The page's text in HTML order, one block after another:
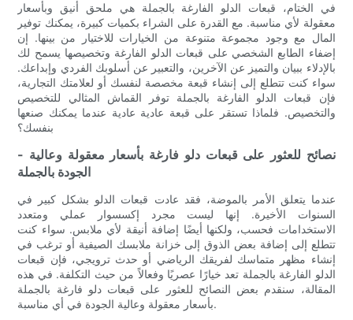
في الختام، قبعات الدلو الفارغة بالجملة هي ملحق أنيق وبأسعار
معقولة لأي مناسبة. مع القدرة على الشراء بكميات كبيرة، يمكنك توفير
المال مع وجود مجموعة متنوعة من الخيارات للاختيار من بينها. إن
إضفاء الطابع الشخصي على قبعات الدلو الفارغة وتخصيصها يسمح لك
بالإدلاء ببيان والتميز عن الآخرين، والتعبير عن أسلوبك الفردي وإبداعك.
سواء كنت تتطلع إلى إنشاء قبعة مخصصة لنفسك أو لعلامتك التجارية،
فإن قبعات الدلو الفارغة بالجملة توفر القماش المثالي للتخصيص
والتخصيص. فلماذا تستقر على قبعة عادية عادية عندما يمكنك صنعها
بنفسك؟
- نصائح للعثور على قبعات دلو فارغة بأسعار معقولة وعالية
الجودة بالجملة
عندما يتعلق الأمر بالموضة، فقد عادت قبعات الدلو بشكل كبير في
السنوات الأخيرة. إنها ليست مجرد إكسسوار عملي ومتعدد
الاستخدامات فحسب، ولكنها أيضًا إضافة أنيقة لأي ملابس. سواء كنت
تتطلع إلى إضافة بعض الذوق إلى خزانة ملابسك الصيفية أو ترغب في
إنشاء مظهر متماسك لفريقك الرياضي أو حدث ترويجي، فإن قبعات
الدلو الفارغة بالجملة تعد خيارًا عصريًا وفعالاً من حيث التكلفة. في هذه
المقالة، سنقدم بعض النصائح للعثور على قبعات دلو فارغة بالجملة
بأسعار معقولة وعالية الجودة في أي مناسبة.